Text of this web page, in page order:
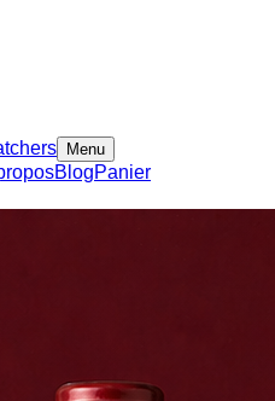
Menu
BlogPanier